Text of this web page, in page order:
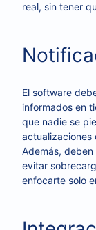
real, sin tener
El software
informados en
que nadie se
actualizaciones
Además,
evitar
enfocarte solo